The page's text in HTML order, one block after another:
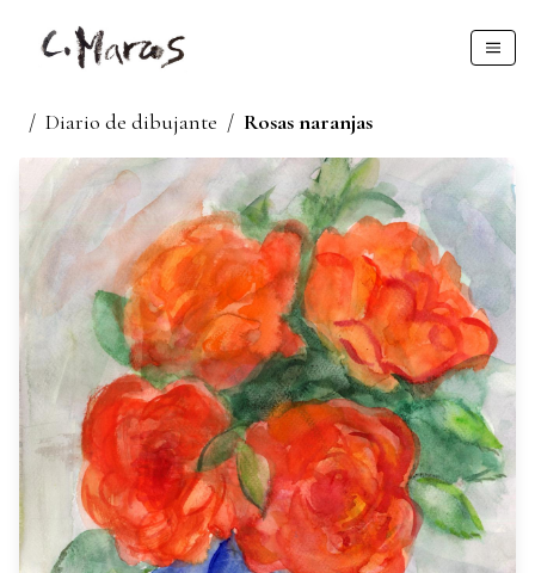
/ Diario de dibujante / Rosas naranjas